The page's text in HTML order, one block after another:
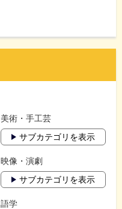
美術・手工芸
サブカテゴリを表示
映像・演劇
サブカテゴリを表示
語学